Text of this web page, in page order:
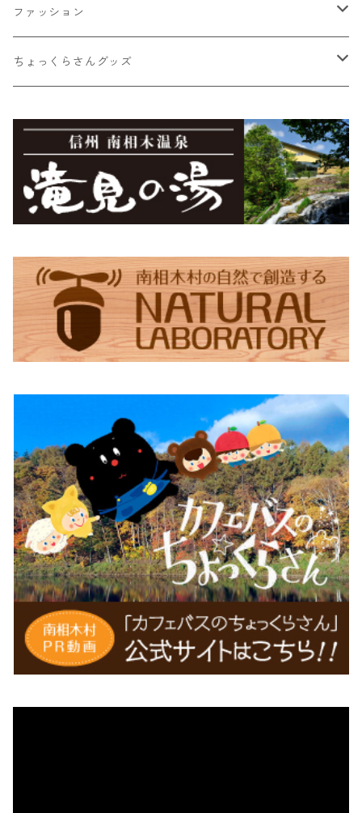
市兵衛そば
市兵衛そば（3袋入り）
加工品
もろこしスープ（ドライ）
食べるビーツドレッシング（大）
食べるビーツドレッシング（小）
飲料類
蕎麦珈琲「実ト豆」（ビン）
とうもろこし
Moccai
Moccai・ストラップ
Moccai・48ピースパック
シナノユキマスグッズ
シナノユキマス・フィギュア
御座山ピンバッジ
滝見の湯オリジナルグッズ
滝見の湯エコバッグ（Sサイズ）
ファッション
NANGA × MINAMIAIKI
ちょっくらさんグッズ
グレイ
ちょっくらさん・クリアファイル
ちょっくらさん・ステッカー